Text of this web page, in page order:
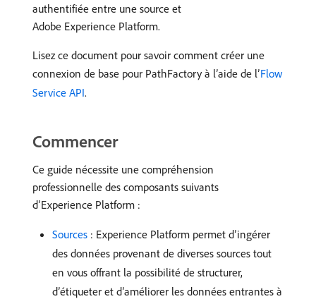
authentifiée entre une source et
Adobe Experience Platform.
Lisez ce document pour savoir comment créer une
connexion de base pour PathFactory à l’aide de l’Flow
Service API.
Commencer
Ce guide nécessite une compréhension
professionnelle des composants suivants
d’Experience Platform :
Sources : Experience Platform permet d’ingérer
des données provenant de diverses sources tout
en vous offrant la possibilité de structurer,
d’étiqueter et d’améliorer les données entrantes à